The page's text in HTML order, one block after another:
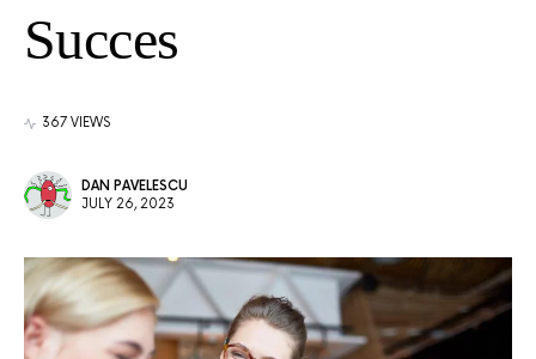
Succes
367 VIEWS
DAN PAVELESCU
JULY 26, 2023